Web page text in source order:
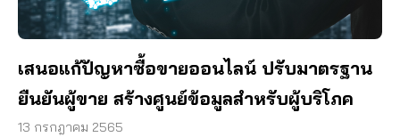
เสนอแก้ปัญหาซื้อขายออนไลน์ ปรับมาตรฐาน
ยืนยันผู้ขาย สร้างศูนย์ข้อมูลสำหรับผู้บริโภค
13 กรกฎาคม 2565